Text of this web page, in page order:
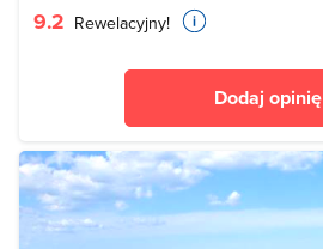
9.2 Rewelacyjny!
Dodaj opinię